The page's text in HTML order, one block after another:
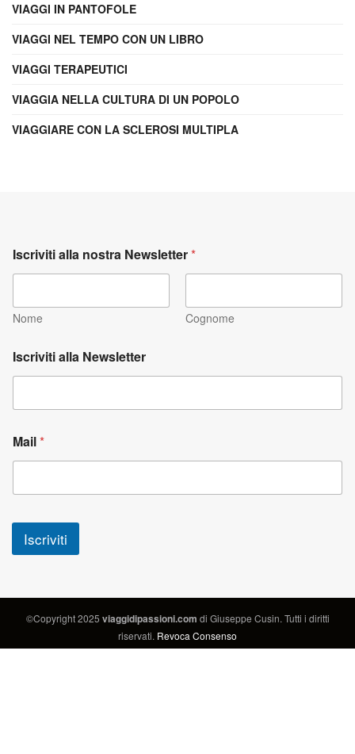
VIAGGI IN PANTOFOLE
VIAGGI NEL TEMPO CON UN LIBRO
VIAGGI TERAPEUTICI
VIAGGIA NELLA CULTURA DI UN POPOLO
VIAGGIARE CON LA SCLEROSI MULTIPLA
Iscriviti alla nostra Newsletter*
Nome Cognome
Iscriviti alla Newsletter
Mail*
Iscriviti
©Copyright 2025 viaggidipassioni.com di Giuseppe Cusin. Tutti i diritti
riservati. Revoca Consenso